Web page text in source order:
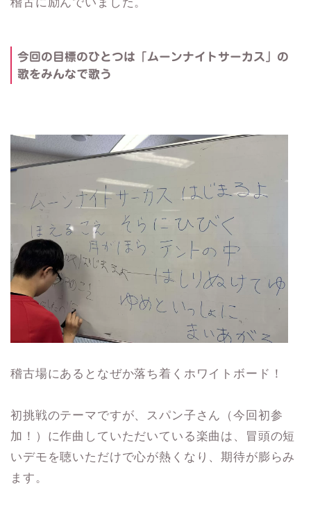
今回の目標のひとつは「ムーンナイトサーカス」の
歌をみんなで歌う
稽古場にあるとなぜか落ち着くホワイトボード！
初挑戦のテーマですが、スパン子さん（今回初参
加！）に作曲していただいている楽曲は、冒頭の短
いデモを聴いただけで心が熱くなり、期待が膨らみ
ます。